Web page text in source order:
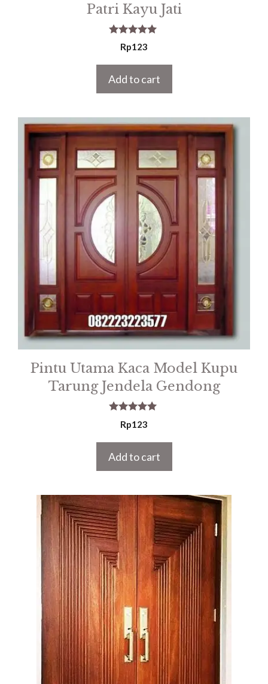
Patri Kayu Jati
5.00
out of 5
Rp123
Add to cart
Pintu Utama Kaca Model Kupu
Tarung Jendela Gendong
5.00
out of 5
Rp123
Add to cart